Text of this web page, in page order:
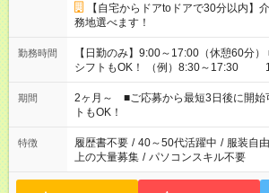
【自宅からドアtoドアで30分以内】
務地選べます！
勤務時間
【日勤のみ】9:00～17:00（休憩60分） ■ご希望があればその他
シフトもOK！ （例）8:30～17:30
「家族とお休みを合わせたい」 「でき
など、あなたのご希望に沿ったお仕事をご
ーク希望の方へ 今ご覧のお仕事で希望
のお仕事の勤務時間。 合計で週40時間
ません
期間
2ヶ月～ ■ご応募から最短3日後に開
トもOK！
特徴 履歴書不要 / 40～50代活躍中 / 服装自由
上の大量募集 / パソコンスキル不要